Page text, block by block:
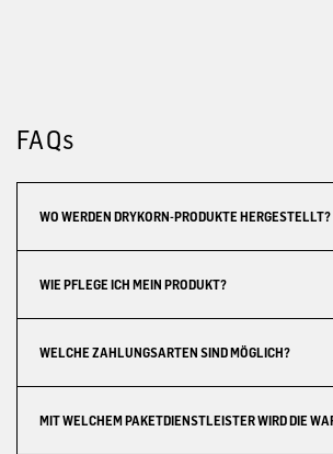
FAQs
WO WERDEN DRYKORN-PRODUKTE HERGESTELLT?
WIE PFLEGE ICH MEIN PRODUKT?
WELCHE ZAHLUNGSARTEN SIND MÖGLICH?
MIT WELCHEM PAKETDIENSTLEISTER WIRD DIE